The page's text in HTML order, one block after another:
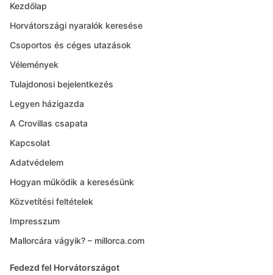
Kezdőlap
Horvátországi nyaralók keresése
Csoportos és céges utazások
Vélemények
Tulajdonosi bejelentkezés
Legyen házigazda
A Crovillas csapata
Kapcsolat
Adatvédelem
Hogyan működik a keresésünk
Közvetítési feltételek
Impresszum
Mallorcára vágyik? – millorca.com
Fedezd fel Horvátországot